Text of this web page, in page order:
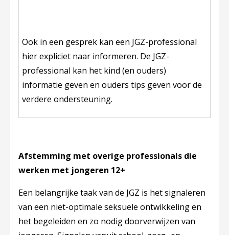
Ook in een gesprek kan een JGZ-professional
hier expliciet naar informeren. De JGZ-
professional kan het kind (en ouders)
informatie geven en ouders tips geven voor de
verdere ondersteuning.
Afstemming met overige professionals die
werken met jongeren 12+
Een belangrijke taak van de JGZ is het signaleren
van een niet-optimale seksuele ontwikkeling en
het begeleiden en zo nodig doorverwijzen van